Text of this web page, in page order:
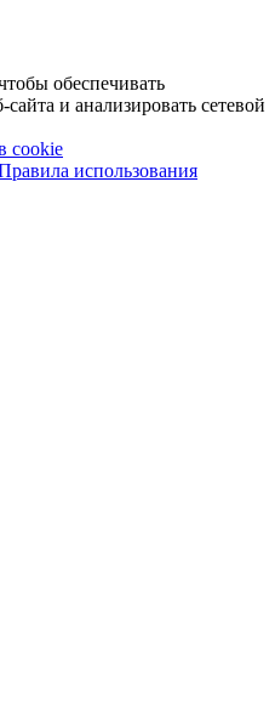
обеспечивать
и анализировать сетевой
cookie
использования